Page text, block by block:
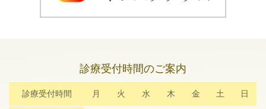
診療受付時間のご案内
診療受付時間 月 火 水 木 金 土 日